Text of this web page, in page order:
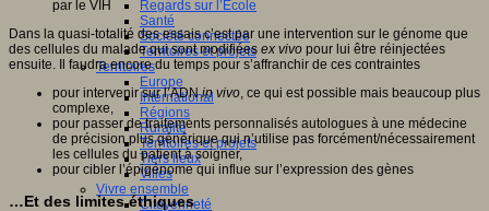
Regards sur l’Ecole
Santé
Société connectée
Territoires et projets
Territoires
Europe
International
Régions
Ruralité
Territoires et projets
Tiers lieux
Villes
Vivre ensemble
Citoyenneté
par le VIH
Dans la quasi-totalité des essais c’est par une intervention sur le génome que
des cellules du malade qui sont modifiées ex vivo pour lui être réinjectées
ensuite. Il faudra encore du temps pour s’affranchir de ces contraintes
pour intervenir sur l’ADNin vivo, ce qui est possible mais beaucoup plus
complexe,
pour passer de traitements personnalisés autologues à une médecine
de précision plus générique qui n’utilise pas forcément/nécessairement
les cellules du patient à soigner,
pour cibler l’épigénome qui influe sur l’expression des gènes
…Et des limites éthiques